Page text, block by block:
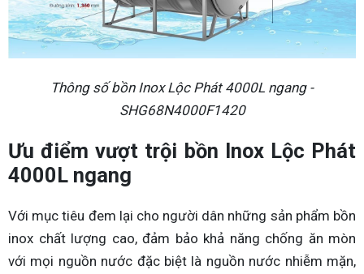
Thông số bồn Inox Lộc Phát 4000L ngang -
SHG68N4000F1420
Ưu điểm vượt trội bồn Inox Lộc Phát
4000L ngang
Với mục tiêu đem lại cho người dân những sản phẩm bồn
inox chất lượng cao, đảm bảo khả năng chống ăn mòn
với mọi nguồn nước đặc biệt là nguồn nước nhiễm mặn,